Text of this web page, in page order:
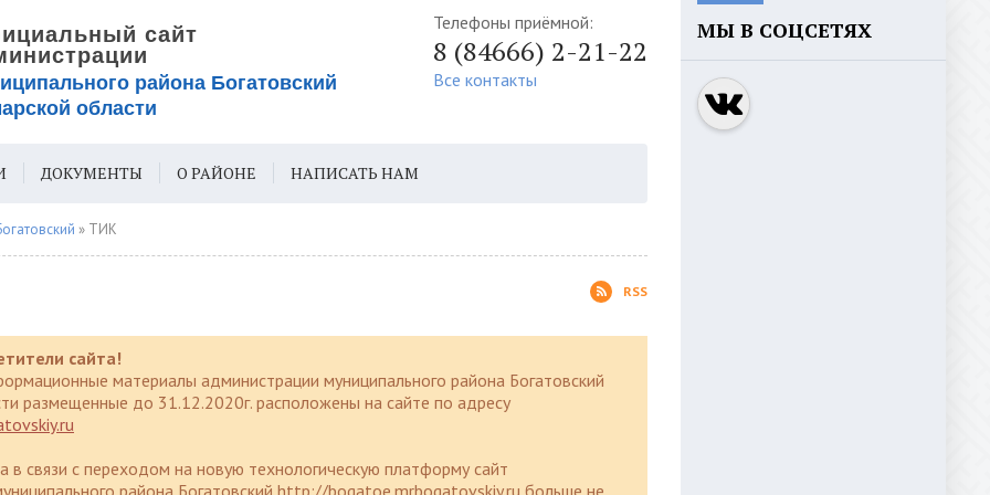
Телефоны приёмной:
8 (84666) 2-21-22
Все контакты
ДОКУМЕНТЫ О РАЙОНЕ НАПИСАТЬ НАМ
ДЛЯ СЛАБОВИДЯЩИХ
» ТИК
RSS
сайта!
материалы администрации муниципального района Богатовский
размещенные до 31.12.2020г. расположены на сайте по адресу
в связи с переходом на новую технологическую платформу сайт
района Богатовский http://bogatoe.mrbogatovskiy.ru больше не
МЫ В СОЦСЕТЯХ